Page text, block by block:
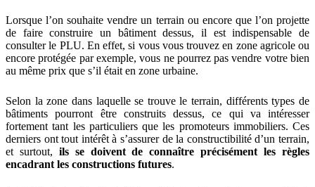
Lorsque l’on souhaite vendre un terrain ou encore que l’on projette
de faire construire un bâtiment dessus, il est indispensable de
consulter le PLU. En effet, si vous vous trouvez en zone agricole ou
encore protégée par exemple, vous ne pourrez pas vendre votre bien
au même prix que s’il était en zone urbaine.
Selon la zone dans laquelle se trouve le terrain, différents types de
bâtiments pourront être construits dessus, ce qui va intéresser
fortement tant les particuliers que les promoteurs immobiliers. Ces
derniers ont tout intérêt à s’assurer de la constructibilité d’un terrain,
et surtout, ils se doivent de connaître précisément les règles
encadrant les constructions futures.